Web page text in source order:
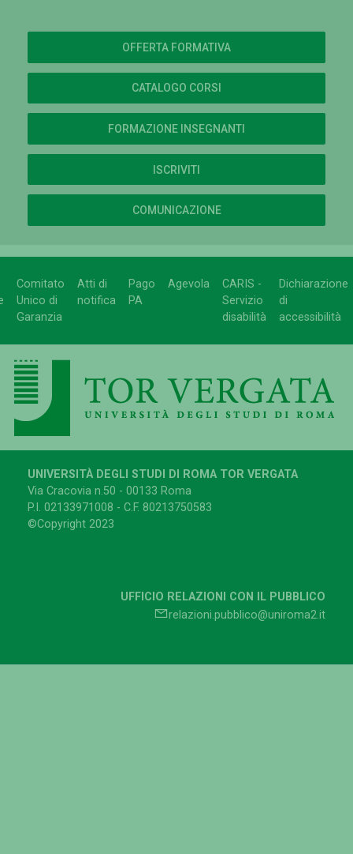
OFFERTA FORMATIVA
CATALOGO CORSI
FORMAZIONE INSEGNANTI
ISCRIVITI
COMUNICAZIONE
Comitato
Unico di
Garanzia
Atti di
notifica
Pago
PA
Agevola
CARIS -
Servizio
disabilità
Dichiarazione
di
accessibilità
UNIVERSITÀ DEGLI STUDI DI ROMA TOR VERGATA
Via Cracovia n.50 - 00133 Roma
P.I. 02133971008 - C.F. 80213750583
©Copyright 2023
UFFICIO RELAZIONI CON IL PUBBLICO
relazioni.pubblico@uniroma2.it